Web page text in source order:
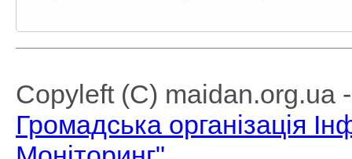
Copyleft (C) maidan.org.ua
Громадська організація